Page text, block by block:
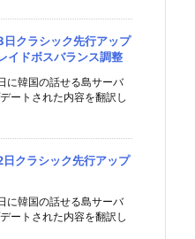
クラシック先行アップ
イドボスバランス調整
に韓国の話せる島サーバ
ートされた内容を翻訳し
クラシック先行アップ
に韓国の話せる島サーバ
ートされた内容を翻訳し